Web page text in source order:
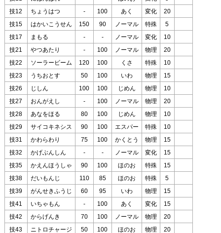
技12 ちょうはつ - 100 あく 変化 20
技15 はかいこうせん 150 90 ノーマル 特殊 5
技17 まもる - - ノーマル 変化 10
技21 やつあたり - 100 ノーマル 物理 20
技22 ソーラービーム 120 100 くさ 特殊 10
技23 うちおとす 50 100 いわ 物理 15
技26 じしん 100 100 じめん 物理 10
技27 おんがえし - 100 ノーマル 物理 20
技28 あなをほる 80 100 じめん 物理 10
技29 サイコキネシス 90 100 エスパー 特殊 10
技31 かわらわり 75 100 かくとう 物理 15
技32 かげぶんしん - - ノーマル 変化 15
技35 かえんほうしゃ 90 100 ほのお 特殊 15
技38 だいもんじ 110 85 ほのお 特殊 5
技39 がんせきふうじ 60 95 いわ 物理 15
技41 いちゃもん - 100 あく 変化 15
技42 からげんき 70 100 ノーマル 物理 20
技43 ニトロチャージ 50 100 ほのお 物理 20